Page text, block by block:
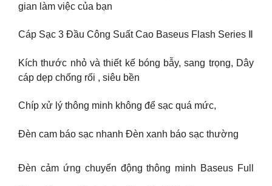
gian làm việc của bạn
Cáp Sạc 3 Đầu Công Suất Cao Baseus Flash Series Ⅱ
Kích thước nhỏ và thiết kế bóng bẫy, sang trọng, Dây
cáp dẹp chống rối , siêu bền
Chíp xử lý thông minh không để sạc quá mức,
Đèn cam báo sạc nhanh Đèn xanh báo sạc thường
Đèn cảm ứng chuyển động thông minh Baseus Full